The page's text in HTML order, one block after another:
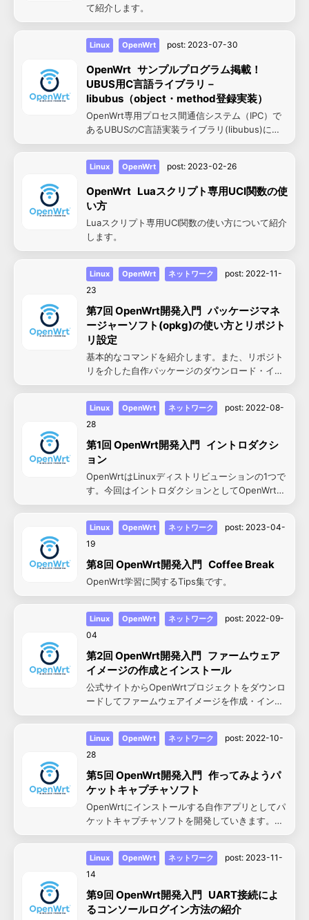
て紹介します。
Linux OpenWrt post: 2023-07-30
OpenWrt サンプルプログラム掲載！
UBUS用C言語ライブラリ－
libubus（object・method登録実装）
OpenWrt専用プロセス間通信システム（IPC）で
あるUBUSのC言語実装ライブラリ(libubus)につ
いて紹介します。今回は外部アプリに公開するオ
ます
Linux OpenWrt post: 2023-02-26
OpenWrt Luaスクリプト専用UCI関数の使
い方
Luaスクリプト専用UCI関数の使い方について紹介
します。
Linux OpenWrt ネットワーク post: 2022-11-
23
第7回 OpenWrt開発入門 パッケージマネ
ージャーソフト(opkg)の使い方とリポジト
リ設定
基本的なコマンドを紹介します。また、リポジト
リを介した自作パッケージのダウンロード・イン
ストール・アップグレードについても紹介しま
Linux OpenWrt ネットワーク post: 2022-08-
28
第1回 OpenWrt開発入門 イントロダクシ
ョン
OpenWrtはLinuxディストリビューションの1つで
す。今回はイントロダクションとしてOpenWrtが
一体どんなものかについて紹介します。
Linux OpenWrt ネットワーク post: 2023-04-
19
第8回 OpenWrt開発入門 Coffee Break
OpenWrt学習に関するTips集です。
Linux OpenWrt ネットワーク post: 2022-09-
04
第2回 OpenWrt開発入門 ファームウェア
イメージの作成とインストール
公式サイトからOpenWrtプロジェクトをダウンロ
ードしてファームウェアイメージを作成・インス
トールする方法について紹介します。
Linux OpenWrt ネットワーク post: 2022-10-
28
第5回 OpenWrt開発入門 作ってみようパ
ケットキャプチャソフト
OpenWrtにインストールする自作アプリとしてパ
ケットキャプチャソフトを開発していきます。プ
ロトコルとパケット構造の理解を通して、プログ
Linux OpenWrt ネットワーク post: 2023-11-
14
第9回 OpenWrt開発入門 UART接続によ
るコンソールログイン方法の紹介